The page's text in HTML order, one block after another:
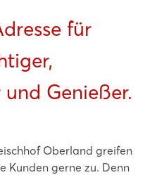
für
Genießer.
Oberland greifen
Kunden gerne zu. Denn